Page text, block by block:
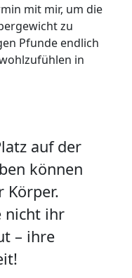
mit mir, um die
zu
Pfunde endlich
in
auf der
können
Körper.
nicht ihr
– ihre